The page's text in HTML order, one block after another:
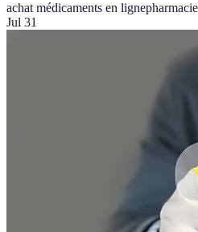
achat médicaments en ligne
Jul 31